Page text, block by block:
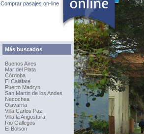
Comprar pasajes on-line
Más buscados
Buenos Aires
Mar del Plata
Córdoba
El Calafate
Puerto Madryn
San Martin de los Andes
Necochea
Olavarria
Villa Carlos Paz
Villa la Angostura
Rio Gallegos
El Bolson